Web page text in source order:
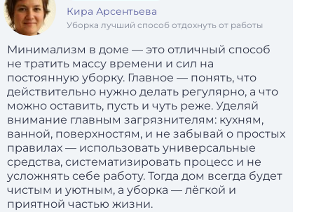
Кира Арсентьева
Уборка лучший способ отдохнуть от работы
Минимализм в доме — это отличный способ
не тратить массу времени и сил на
постоянную уборку. Главное — понять, что
действительно нужно делать регулярно, а что
можно оставить, пусть и чуть реже. Уделяй
внимание главным загрязнителям: кухням,
ванной, поверхностям, и не забывай о простых
правилах — использовать универсальные
средства, систематизировать процесс и не
усложнять себе работу. Тогда дом всегда будет
чистым и уютным, а уборка — лёгкой и
приятной частью жизни.